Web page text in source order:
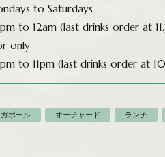
to Saturdays
to 12am (last drinks order at
only
to 11pm (last drinks order at
ポール オーチャード ランチ